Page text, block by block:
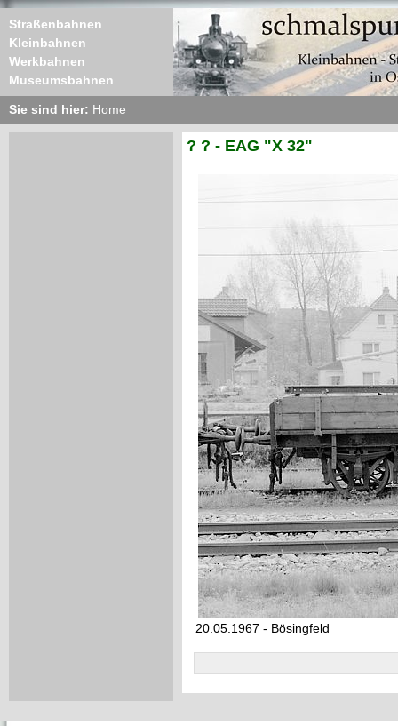
Straßenbahnen
Kleinbahnen
Werkbahnen
Museumsbahnen
Sie sind hier: Home
? ? - EAG "X 32"
20.05.1967 - Bösingfeld